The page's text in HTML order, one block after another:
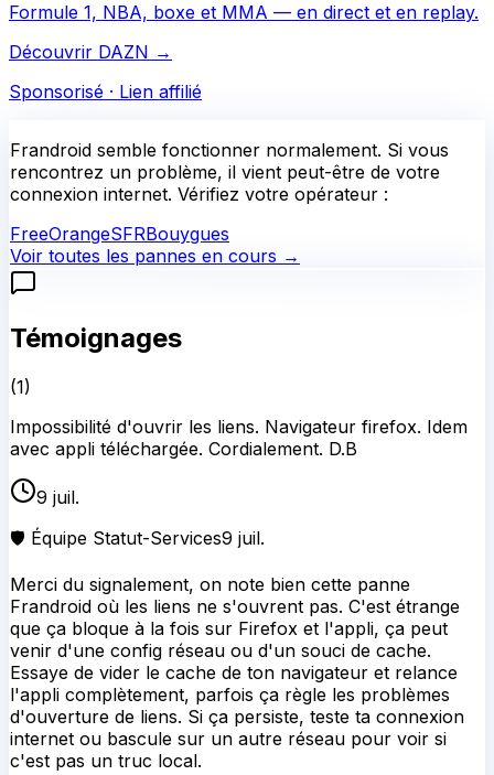
Formule 1, NBA, boxe et MMA — en direct et en replay.
Découvrir DAZN →
Sponsorisé · Lien affilié
Frandroid semble fonctionner normalement. Si vous
rencontrez un problème, il vient peut-être de votre
connexion internet. Vérifiez votre opérateur :
FreeOrangeSFRBouygues
Voir toutes les pannes en cours →
Témoignages
(1)
Impossibilité d'ouvrir les liens. Navigateur firefox. Idem
avec appli téléchargée. Cordialement. D.B
9 juil.
🛡️ Équipe Statut-Services9 juil.
Merci du signalement, on note bien cette panne
Frandroid où les liens ne s'ouvrent pas. C'est étrange
que ça bloque à la fois sur Firefox et l'appli, ça peut
venir d'une config réseau ou d'un souci de cache.
Essaye de vider le cache de ton navigateur et relance
l'appli complètement, parfois ça règle les problèmes
d'ouverture de liens. Si ça persiste, teste ta connexion
internet ou bascule sur un autre réseau pour voir si
c'est pas un truc local.